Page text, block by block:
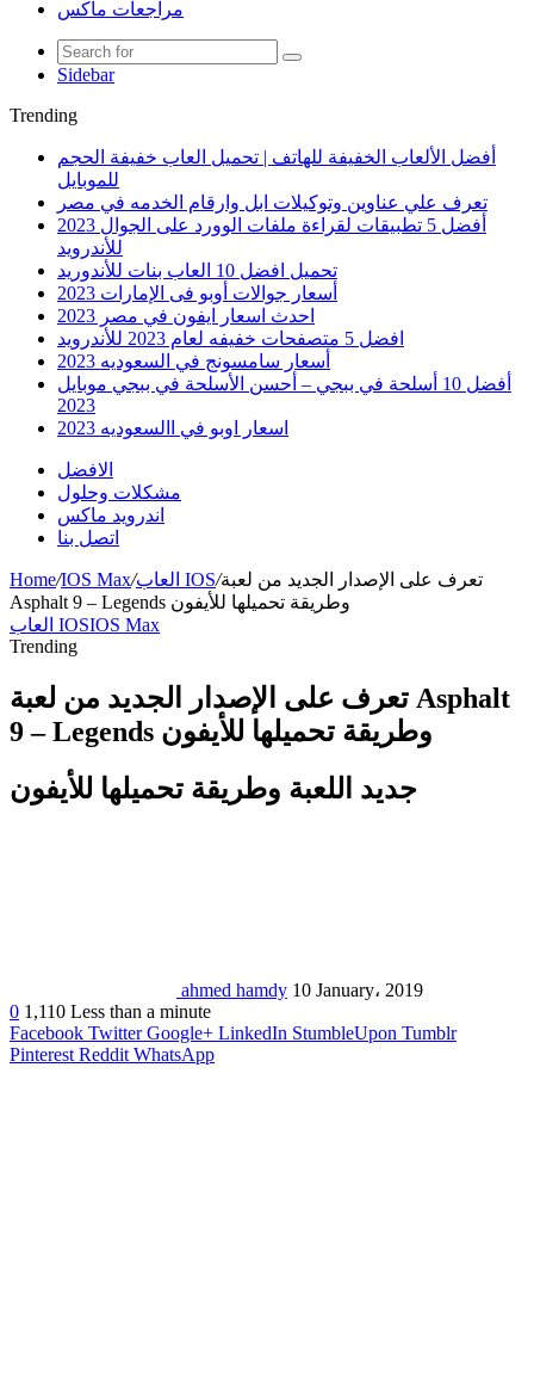
مراجعات ماكس
Sidebar
Trending
أفضل الألعاب الخفيفة للهاتف | تحميل العاب خفيفة الحجم
للموبايل
تعرف علي عناوين وتوكيلات ابل وارقام الخدمه في مصر
أفضل 5 تطبيقات لقراءة ملفات الوورد على الجوال 2023
للأندرويد
تحميل افضل 10 العاب بنات للأندوريد
أسعار جوالات أوبو فى الإمارات 2023
احدث اسعار ايفون في مصر 2023
افضل 5 متصفحات خفيفه لعام 2023 للأندرويد
أسعار سامسونج في السعوديه 2023
أفضل 10 أسلحة في ببجي – أحسن الأسلحة في ببجي موبايل
2023
اسعار اوبو في االسعوديه 2023
الافضل
مشكلات وحلول
اندرويد ماكس
اتصل بنا
Home/IOS Max/ العاب IOS/تعرف على الإصدار الجديد من لعبة
Asphalt 9 – Legends وطريقة تحميلها للأيفون
العاب IOSIOS Max
Trending
تعرف على الإصدار الجديد من لعبة Asphalt
9 – Legends وطريقة تحميلها للأيفون
جديد اللعبة وطريقة تحميلها للأيفون
ahmed hamdy 10 January، 2019
0 1,110 Less than a minute
Facebook Twitter Google+ LinkedIn StumbleUpon Tumblr
Pinterest Reddit WhatsApp